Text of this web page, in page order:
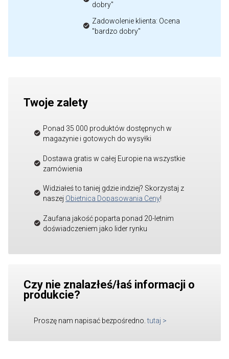
dobry"
Zadowolenie klienta: Ocena
"bardzo dobry"
Twoje zalety
Ponad 35 000 produktów dostępnych w
magazynie i gotowych do wysyłki
Dostawa gratis w całej Europie na wszystkie
zamówienia
Widziałeś to taniej gdzie indziej? Skorzystaj z
naszej Obietnica Dopasowania Ceny!
Zaufana jakość poparta ponad 20-letnim
doświadczeniem jako lider rynku
Czy nie znalazłeś/łaś informacji o
produkcie?
Proszę nam napisać bezpośredno. tutaj >